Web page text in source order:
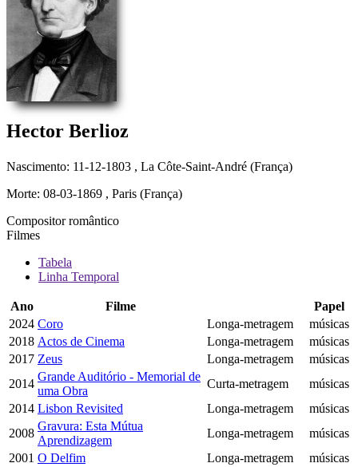
Hector Berlioz
Nascimento: 11-12-1803 , La Côte-Saint-André (França)
Morte: 08-03-1869 , Paris (França)
Compositor romântico
Filmes
Tabela
Linha Temporal
Ano Filme
Papel
2024 Coro Longa-metragem
músicas
2018 Actos de Cinema Longa-metragem
músicas
2017 Zeus Longa-metragem
músicas
2014
Grande Auditório - Memorial de
uma Obra
Curta-metragem
músicas
2014 Lisbon Revisited Longa-metragem
músicas
2008
Gravura: Esta Mútua
Aprendizagem
Longa-metragem
músicas
2001 O Delfim Longa-metragem
músicas